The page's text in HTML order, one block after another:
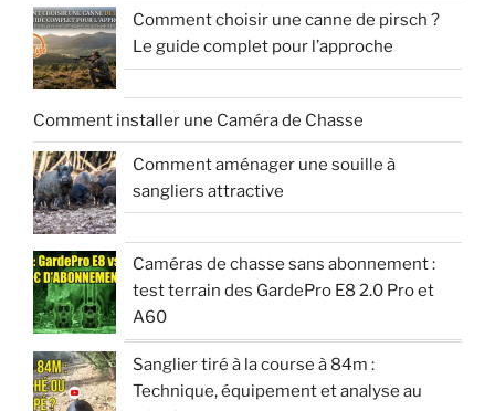
Comment choisir une canne de pirsch ?
Le guide complet pour l’approche
Comment installer une Caméra de Chasse
Comment aménager une souille à
sangliers attractive
Caméras de chasse sans abonnement :
test terrain des GardePro E8 2.0 Pro et
A60
Sanglier tiré à la course à 84m :
Technique, équipement et analyse au